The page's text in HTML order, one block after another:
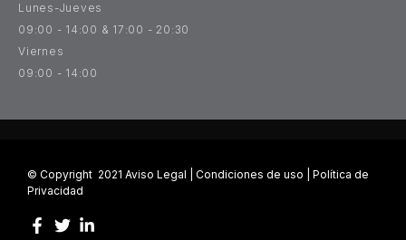
Lunes-Jueves
09:00 - 14:00 & 17:00 - 20:30
Viernes
09:00 - 14:00
© Copyright 2021 Aviso Legal Condiciones de uso
Política de
Privacidad